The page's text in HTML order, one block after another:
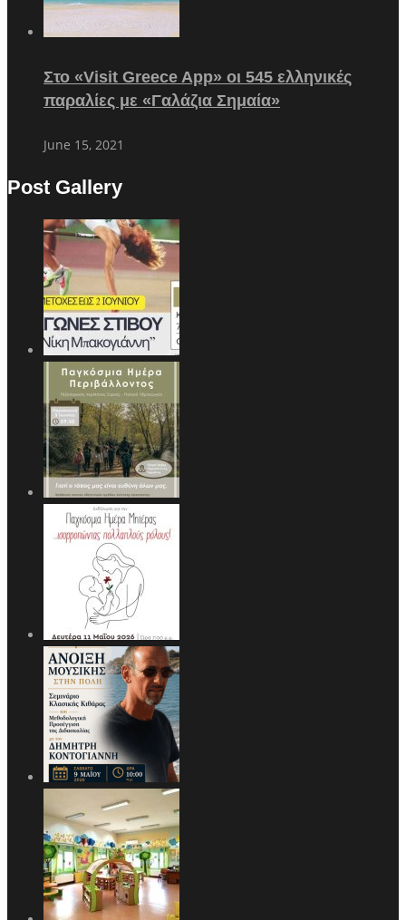
Στο «Visit Greece App» οι 545 ελληνικές
παραλίες με «Γαλάζια Σημαία»
June 15, 2021
Post Gallery